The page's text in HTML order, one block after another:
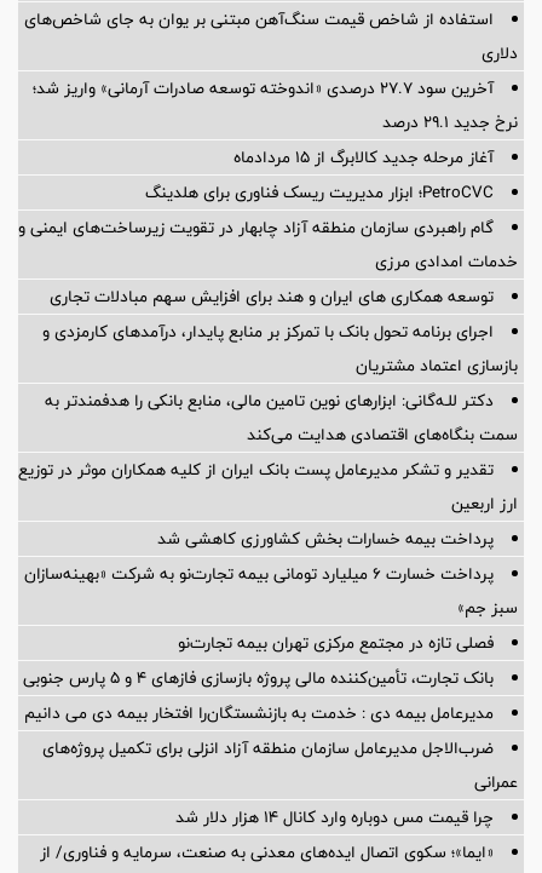
استفاده از شاخص قیمت سنگ‌آهن مبتنی بر یوان به جای شاخص‌های
دلاری
آخرین سود ۲۷.۷ درصدی «اندوخته توسعه صادرات آرمانی» واریز شد؛
نرخ جدید ۲۹.۱ درصد
آغاز مرحله جدید کالابرگ از ۱۵ مردادماه
PetroCVC؛ ابزار مدیریت ریسک فناوری برای هلدینگ
گام راهبردی سازمان منطقه آزاد چابهار در تقویت زیرساخت‌های ایمنی و
خدمات امدادی مرزی
توسعه همکاری های ایران و هند برای افزایش سهم مبادلات تجاری
اجرای برنامه تحول بانک با تمرکز بر منابع پایدار، درآمدهای کارمزدی و
بازسازی اعتماد مشتریان
دکتر للـه‌گانی: ابزارهای نوین تامین مالی، منابع بانکی را هدفمندتر به
سمت بنگاه‌های اقتصادی هدایت می‌کند
تقدیر و تشکر مدیرعامل پست بانک ایران از کلیه همکاران موثر در توزیع
ارز اربعین
پرداخت بیمه خسارات بخش کشاورزی کاهشی شد
پرداخت خسارت ۶ میلیارد تومانی بیمه تجارت‌نو به شرکت «بهینه‌سازان
سبز جم»
فصلی تازه در مجتمع مرکزی تهران بیمه تجارت‌نو
بانک تجارت، تأمین‌کننده مالی پروژه بازسازی فازهای ۴ و ۵ پارس جنوبی
مدیرعامل بیمه دی : خدمت به بازنشستگان‌را افتخار بیمه دی می دانیم
ضرب‌الاجل مدیرعامل سازمان منطقه آزاد انزلی برای تكمیل پروژه‌های
عمرانی
چرا قیمت مس دوباره وارد کانال ۱۴ هزار دلار شد
«ایما»؛ سکوی اتصال ایده‌های معدنی به صنعت، سرمایه و فناوری/ از